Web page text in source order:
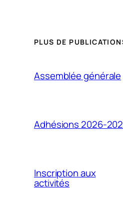
PLUS DE
Assemblée générale
Adhésions 2026-
Inscription aux
activités